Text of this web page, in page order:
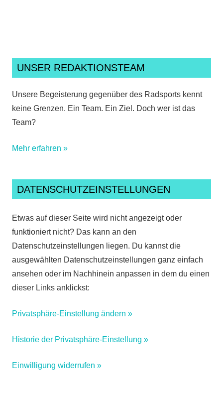
UNSER REDAKTIONSTEAM
Unsere Begeisterung gegenüber des Radsports kennt
keine Grenzen. Ein Team. Ein Ziel. Doch wer ist das
Team?
Mehr erfahren »
DATENSCHUTZEINSTELLUNGEN
Etwas auf dieser Seite wird nicht angezeigt oder
funktioniert nicht? Das kann an den
Datenschutzeinstellungen liegen. Du kannst die
ausgewählten Datenschutzeinstellungen ganz einfach
ansehen oder im Nachhinein anpassen in dem du einen
dieser Links anklickst:
Privatsphäre-Einstellung ändern »
Historie der Privatsphäre-Einstellung »
Einwilligung widerrufen »